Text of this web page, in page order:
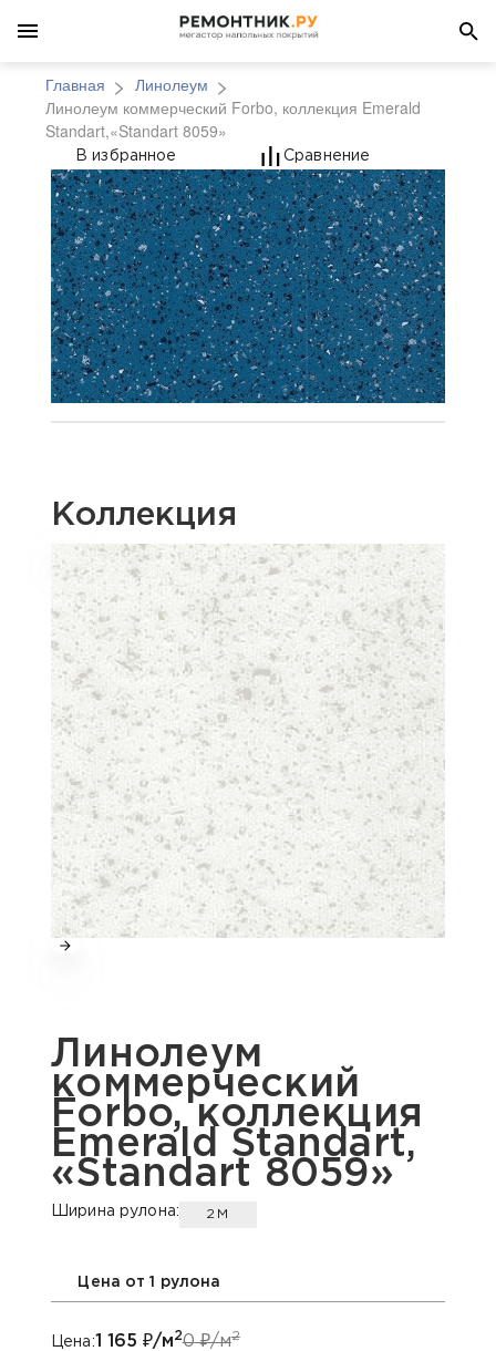
Главная
Линолеум
Линолеум коммерческий Forbo, коллекция Emerald
Standart,«Standart 8059»
Линолеум
В избранное Сравнение
Коллекция
Линолеум
коммерческий
Forbo, коллекция
Emerald Standart,
«Standart 8059»
Ширина рулона: 2М
Цена от 1 рулона
Цена:1 165 ₽/м20₽/м2